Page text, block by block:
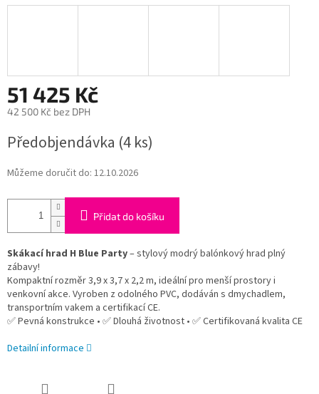
51 425 Kč
42 500 Kč bez DPH
cena:
Předobjendávka (4 ks)
Můžeme doručit do: 12.10.2026
Přidat do košíku
Skákací hrad H Blue Party– stylový modrý balónkový hrad plný
zábavy!
Kompaktní rozměr 3,9 x 3,7 x 2,2 m, ideální pro menší prostory i
venkovní akce. Vyroben z odolného PVC, dodáván s dmychadlem,
transportním vakem a certifikací CE.
✅ Pevná konstrukce • ✅ Dlouhá životnost • ✅ Certifikovaná kvalita CE
Detailní informace